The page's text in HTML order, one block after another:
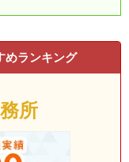
めランキング
所